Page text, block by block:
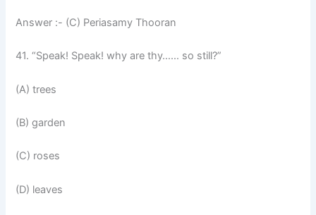
Answer :- (C) Periasamy Thooran
41. “Speak! Speak! why are thy…… so still?”
(A) trees
(B) garden
(C) roses
(D) leaves